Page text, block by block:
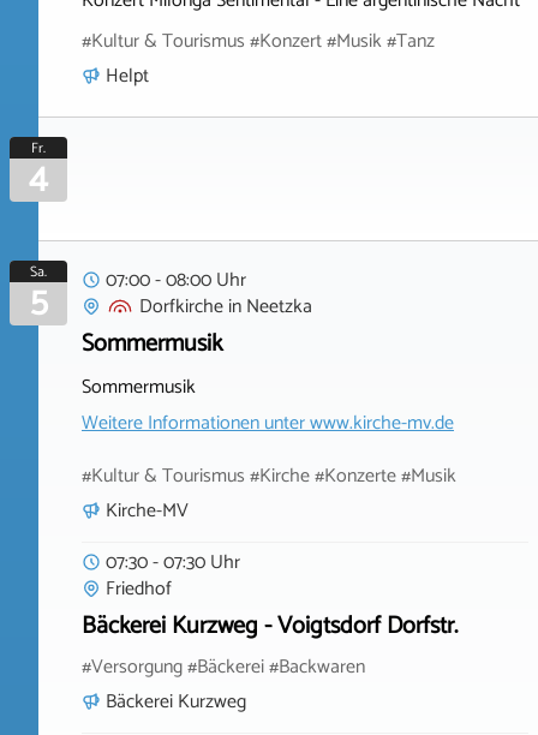
#Kultur & Tourismus #Konzert #Musik #Tanz
Helpt
Fr.
4
Sa.
5
07:00 - 08:00 Uhr
DorfkircheinNeetzka
Sommermusik
Sommermusik
Weitere Informationen unterwww.kirche-mv.de
#Kultur & Tourismus #Kirche #Konzerte #Musik
Kirche-MV
07:30 - 07:30 Uhr
Friedhof
Bäckerei Kurzweg - Voigtsdorf Dorfstr.
#Versorgung #Bäckerei #Backwaren
Bäckerei Kurzweg